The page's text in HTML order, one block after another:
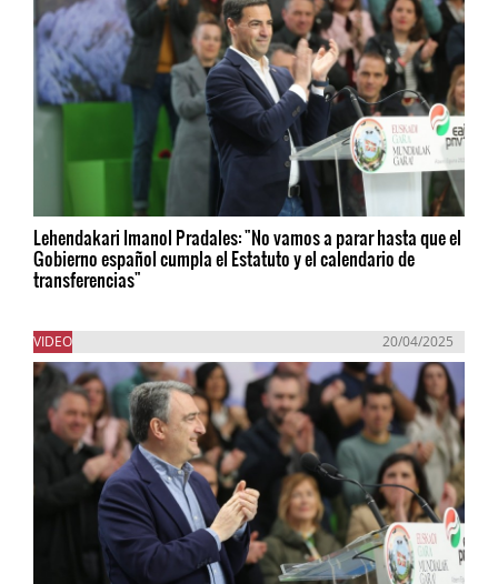
Lehendakari Imanol Pradales: "No vamos a parar hasta que el
Gobierno español cumpla el Estatuto y el calendario de
transferencias"
VIDEO 20/04/2025